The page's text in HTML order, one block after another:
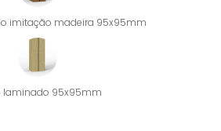
imitação madeira 95x95mm
laminado 95x95mm